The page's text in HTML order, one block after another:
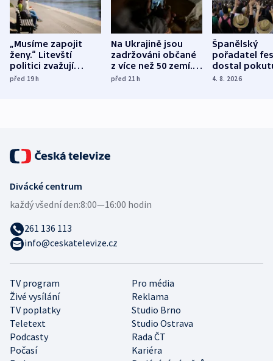
„Musíme zapojit
ženy.“ Litevští
politici zvažují
dohodu o
před 19h
Na Ukrajině jsou
zadržováni občané
z více než 50 zemí.
Bojovali na straně
před 21h
Španělský
pořadatel
dostal
nekalé
4. 8. 2026
TV program
Pro média
Živé vysílání
Reklama
TV poplatky
Studio Brno
Teletext
Studio Ostrava
Podcasty
Rada ČT
Počasí
Kariéra
Divácké centrum
každý všední den:8:00—16:00 hodin
261 136 113
info@ceskatelevize.cz